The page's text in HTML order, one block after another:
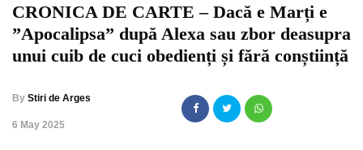
CRONICA DE CARTE – Dacă e Marți e
”Apocalipsa” după Alexa sau zbor deasupra
unui cuib de cuci obedienți și fără conștiință
By Stiri de Arges
,6 May 2025